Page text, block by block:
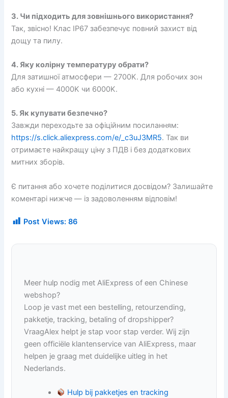
3. Чи підходить для зовнішнього використання?
Так, звісно! Клас IP67 забезпечує повний захист від
дощу та пилу.
4. Яку колірну температуру обрати?
Для затишної атмосфери — 2700K. Для робочих зон
або кухні — 4000K чи 6000K.
5. Як купувати безпечно?
Завжди переходьте за офіційним посиланням:
https://s.click.aliexpress.com/e/_c3uJ3MR5. Так ви
отримаєте найкращу ціну з ПДВ і без додаткових
митних зборів.
Є питання або хочете поділитися досвідом? Залишайте
коментарі нижче — із задоволенням відповім!
Post Views: 86
Meer hulp nodig met AliExpress of een Chinese
webshop?
Loop je vast met een bestelling, retourzending,
pakketje, tracking, betaling of dropshipper?
VraagAlex helpt je stap voor stap verder. Wij zijn
geen officiële klantenservice van AliExpress, maar
helpen je graag met duidelijke uitleg in het
Nederlands.
Hulp bij pakketjes en tracking